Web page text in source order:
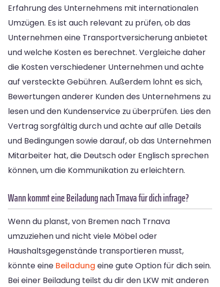
Erfahrung des Unternehmens mit internationalen
Umzügen. Es ist auch relevant zu prüfen, ob das
Unternehmen eine Transportversicherung anbietet
und welche Kosten es berechnet. Vergleiche daher
die Kosten verschiedener Unternehmen und achte
auf versteckte Gebühren. Außerdem lohnt es sich,
Bewertungen anderer Kunden des Unternehmens zu
lesen und den Kundenservice zu überprüfen. Lies den
Vertrag sorgfältig durch und achte auf alle Details
und Bedingungen sowie darauf, ob das Unternehmen
Mitarbeiter hat, die Deutsch oder Englisch sprechen
können, um die Kommunikation zu erleichtern.
Wann kommt eine Beiladung nach Trnava für dich infrage?
Wenn du planst, von Bremen nach Trnava
umzuziehen und nicht viele Möbel oder
Haushaltsgegenstände transportieren musst,
könnte eine Beiladung eine gute Option für dich sein.
Bei einer Beiladung teilst du dir den LKW mit anderen